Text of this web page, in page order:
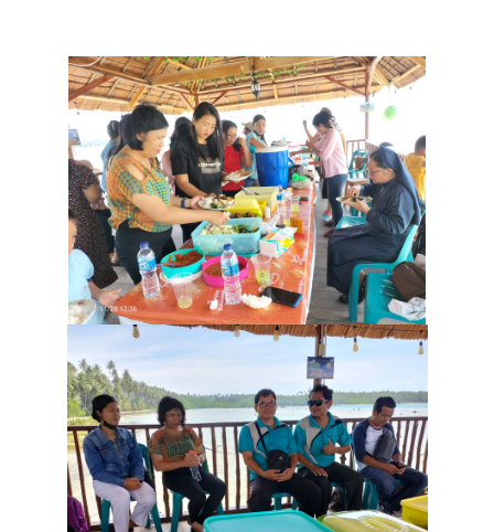
DAN
REKREASI
BERSAMA